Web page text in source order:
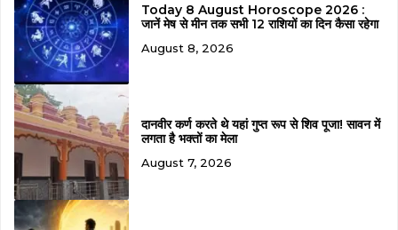
Today 8 August Horoscope 2026 :
जानें मेष से मीन तक सभी 12 राशियों का दिन कैसा रहेगा
August 8, 2026
दानवीर कर्ण करते थे यहां गुप्त रूप से शिव पूजा! सावन में
लगता है भक्तों का मेला
August 7, 2026